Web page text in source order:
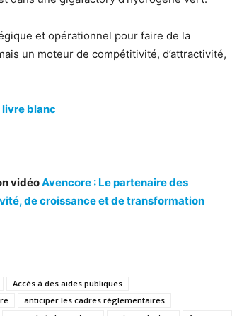
et opérationnel pour faire de la
un moteur de compétitivité, d’attractivité,
livre blanc
vidéoAvencore : Le partenaire des
de croissance et de transformation
Accès à des aides publiques
anticiper les cadres réglementaires